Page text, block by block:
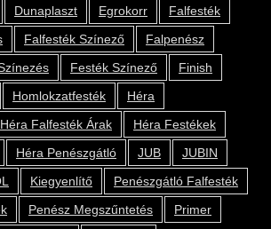
Dunaplaszt Egrokorr
Falfesték
Falfesték Színező
Falpenész
Festék Színező
Finish
Homlokzatfesték
Héra
Héra Falfesték Árak
Héra Festékek
Héra Penészgátló JUB
JUBIN
Kiegyenlítő
Penészgátló Falfesték
Penész Megszűntetés
Primer